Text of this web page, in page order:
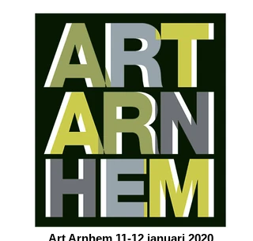
Art Arnhem 11-12 januari 2020